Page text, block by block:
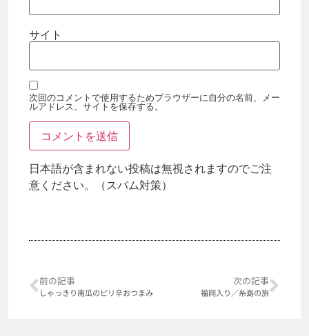
サイト
次回のコメントで使用するためブラウザーに自分の名前、メー
ルアドレス、サイトを保存する。
日本語が含まれない投稿は無視されますのでご注
意ください。（スパム対策）
前の記事
しゃっきり南瓜のピリ辛おつまみ
次の記事
福岡入り／糸島の旅